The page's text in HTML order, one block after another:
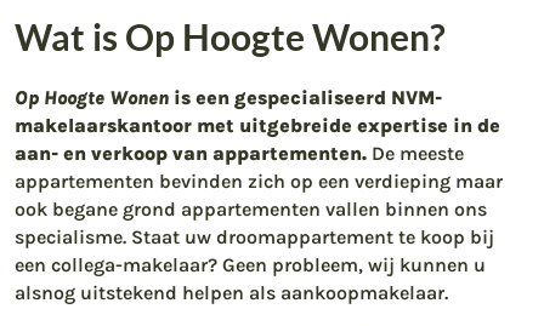
Wat is Op Hoogte Wonen?
Op Hoogte Wonen is een gespecialiseerd NVM-
makelaarskantoor met uitgebreide expertise in de
aan- en verkoop van appartementen. De meeste
appartementen bevinden zich op een verdieping maar
ook begane grond appartementen vallen binnen ons
specialisme. Staat uw droomappartement te koop bij
een collega-makelaar? Geen probleem, wij kunnen u
alsnog uitstekend helpen als aankoopmakelaar.